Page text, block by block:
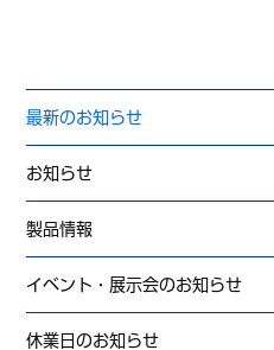
最新のお知らせ
お知らせ
製品情報
イベント・展示会のお知らせ
休業日のお知らせ